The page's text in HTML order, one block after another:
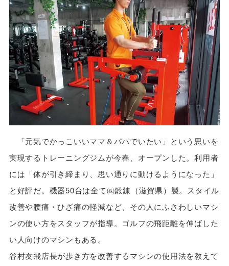
「元気でかっこいいママ＆パパでいたい」という思いを
実現するトレーニングジムが今春、オープンした。利用者
には「体が引き締まり、思い通りに動けるようになった」
と好評だ。機器50台は全て㈱鍛錬（滋賀県）製。スタイル
改善や腰痛・ひざ痛の軽減など、その人にふさわしいマシ
ンの使い方をスタッフが指導。ゴルフの飛距離を伸ばした
い人向けのマシンもある。
谷村友飛店長が歩き方を改善するマシンの使用法を教えて